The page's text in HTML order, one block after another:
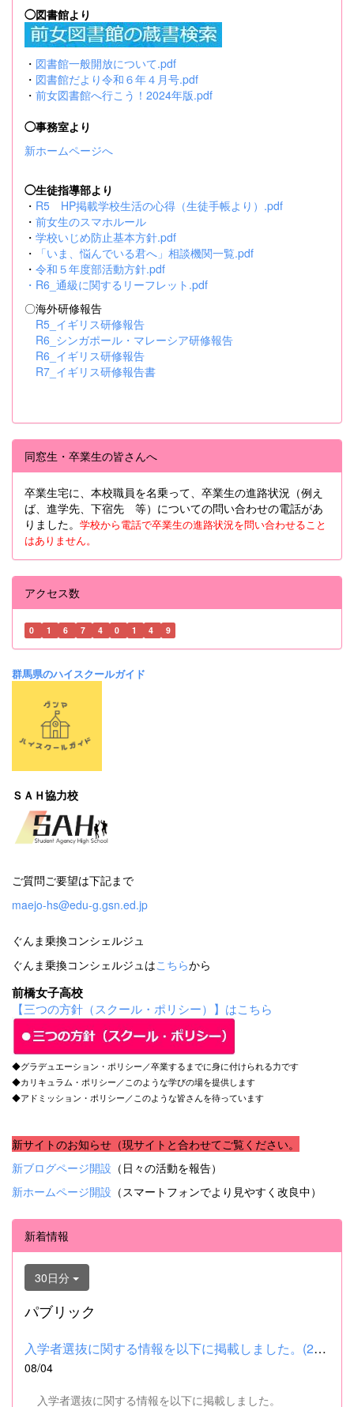
◯図書館より
・ 図書館一般開放について.pdf
・ 図書館だより令和６年４月号.pdf
・ 前女図書館へ行こう！2024年版.pdf
◯事務室より
新ホームページへ
◯生徒指導部より
・ R5 HP掲載学校生活の心得（生徒手帳より）.pdf
・ 前女生のスマホルール
・ 学校いじめ防止基本方針.pdf
・
「いま、悩んでいる君へ」相談機関一覧.pdf
・ 令和５年度部活動方針.pdf
・ R6_通級に関するリーフレット.pdf
〇海外研修報告
R5_イギリス研修報告
R6_シンガポール・マレーシア研修報告
R6_イギリス研修報告
R7_イギリス研修報告書
同窓生・卒業生の皆さんへ
卒業生宅に、本校職員を名乗って、卒業生の進路状況（例え
ば、進学先、下宿先 等）についての問い合わせの電話があ
りました。 学校から電話で卒業生の進路状況を問い合わせること
はありません。
アクセス数
0 1 6 7 4 0 1 4 9
群馬県のハイスクールガイド
ＳＡＨ協力校
ご質問ご要望は下記まで
maejo-hs@edu-g.gsn.ed.jp
ぐんま乗換コンシェルジュ
ぐんま乗換コンシェルジュはこちらから
前橋女子高校
【三つの方針（スクール・ポリシー）】はこちら
◆グラデュエーション・ポリシー／卒業するまでに身に付けられる力です
◆カリキュラム・ポリシー／このような学びの場を提供します
◆アドミッション・ポリシー／このような皆さんを待っています
新サイトのお知らせ（現サイトと合わせてご覧ください。
新ブログページ開設 （日々の活動を報告）
新ホームページ開設 （スマートフォンでより見やすく改良中）
新着情報
30日分
パブリック
入学者選抜に関する情報を以下に掲載しました。(2026.8.4) ■令和...
08/04
入学者選抜に関する情報を以下に掲載しました。